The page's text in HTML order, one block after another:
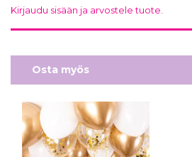
Kirjaudu sisään ja arvostele tuote.
Osta myös